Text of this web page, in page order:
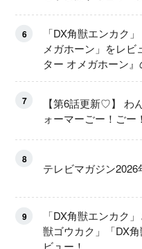
6
「DX角獣エンカク
メガホーン」をレ
ター オメガホーン
ート！
7
【第6話更新♡】 わ
ォーマーごー！ごー
8
テレビマガジン2026
9
「DX角獣エンカク
獣ゴウカク」「DX
ビュー！